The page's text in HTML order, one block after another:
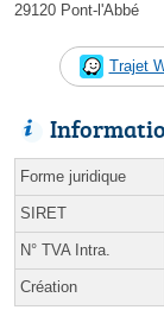
29120 Pont-l'Abbé
Trajet
Forme juridique
SIRET
N° TVA Intra.
Création